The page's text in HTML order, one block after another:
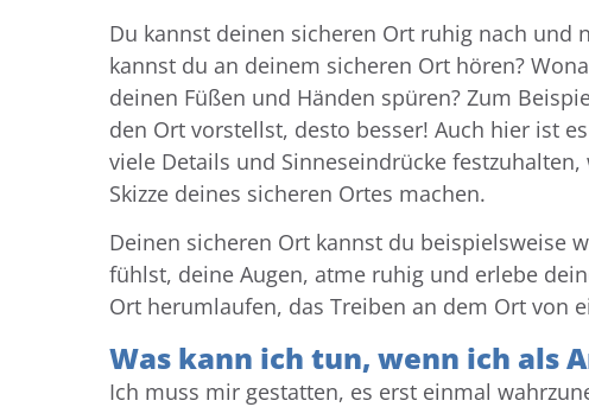
Du kannst deinen sicheren Ort ruhig nach und
kannst du an deinem sicheren Ort hören?
deinen Füßen und Händen spüren? Zum
den Ort vorstellst, desto besser! Auch hier ist
viele Details und Sinneseindrücke
Skizze deines sicheren Ortes machen.
Deinen sicheren Ort kannst du beispielsweise
fühlst, deine Augen, atme ruhig und erlebe
Ort herumlaufen, das Treiben an dem Ort von
Was kann ich tun, wenn ich als
Ich muss mir gestatten, es erst einmal